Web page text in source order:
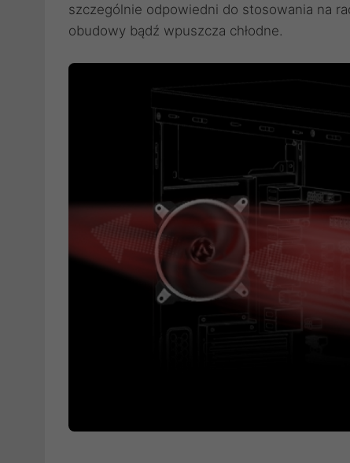
szczególnie odpowiedni do stosowania na
obudowy bądź wpuszcza chłodne.